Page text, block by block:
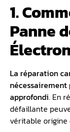
1.
Panne
La réparation
approfondi. En
défaillante
véritable origine